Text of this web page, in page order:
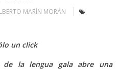
MARÍN MORÁN
un click
de la lengua gala abre una